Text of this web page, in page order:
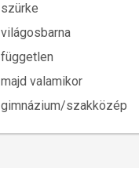
szürke
világosbarna
független
majd valamikor
gimnázium/szakközép